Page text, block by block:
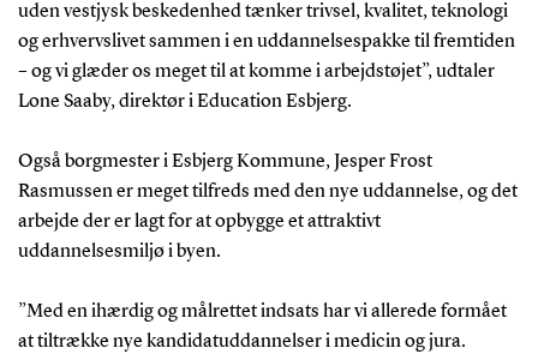
uden vestjysk beskedenhed tænker trivsel, kvalitet, teknologi
og erhvervslivet sammen i en uddannelsespakke til fremtiden
– og vi glæder os meget til at komme i arbejdstøjet”, udtaler
Lone Saaby, direktør i Education Esbjerg.
Også borgmester i Esbjerg Kommune, Jesper Frost
Rasmussen er meget tilfreds med den nye uddannelse, og det
arbejde der er lagt for at opbygge et attraktivt
uddannelsesmiljø i byen.
”Med en ihærdig og målrettet indsats har vi allerede formået
at tiltrække nye kandidatuddannelser i medicin og jura.